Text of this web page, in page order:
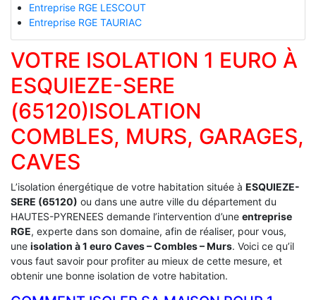
Entreprise RGE LESCOUT
Entreprise RGE TAURIAC
VOTRE ISOLATION 1 EURO À
ESQUIEZE-SERE
(65120)ISOLATION
COMBLES, MURS, GARAGES,
CAVES
L’isolation énergétique de votre habitation située à ESQUIEZE-
SERE (65120) ou dans une autre ville du département du
HAUTES-PYRENEES demande l’intervention d’une entreprise
RGE, experte dans son domaine, afin de réaliser, pour vous,
une isolation à 1 euro Caves – Combles – Murs. Voici ce qu’il
vous faut savoir pour profiter au mieux de cette mesure, et
obtenir une bonne isolation de votre habitation.